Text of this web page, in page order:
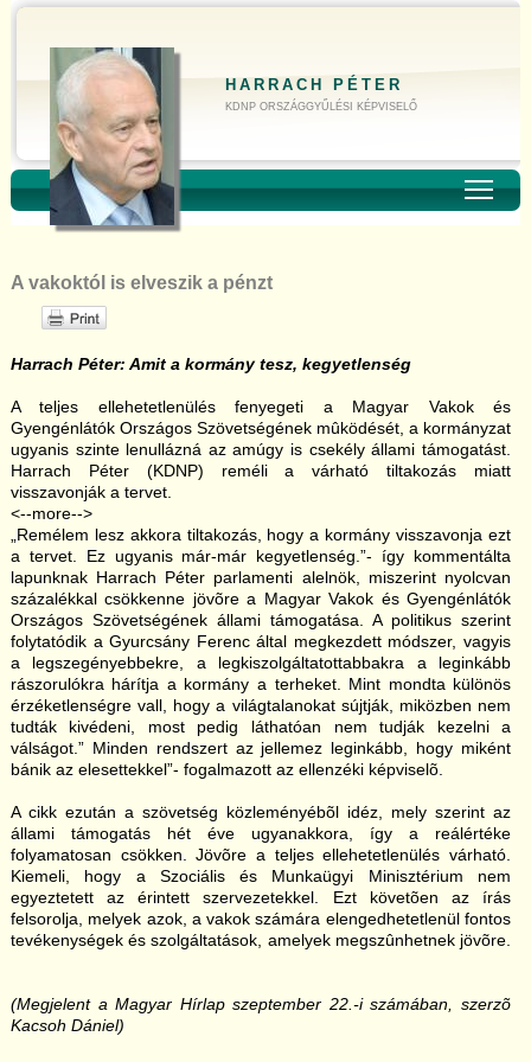
HARRACH PÉTER
KDNP ORSZÁGGYŰLÉSI KÉPVISELŐ
A vakoktól is elveszik a pénzt
Harrach Péter: Amit a kormány tesz, kegyetlenség
A teljes ellehetetlenülés fenyegeti a Magyar Vakok és
Gyengénlátók Országos Szövetségének mûködését, a kormányzat
ugyanis szinte lenullázná az amúgy is csekély állami támogatást.
Harrach Péter (KDNP) reméli a várható tiltakozás miatt
visszavonják a tervet.
<--more-->
„Remélem lesz akkora tiltakozás, hogy a kormány visszavonja ezt
a tervet. Ez ugyanis már-már kegyetlenség.”- így kommentálta
lapunknak Harrach Péter parlamenti alelnök, miszerint nyolcvan
százalékkal csökkenne jövõre a Magyar Vakok és Gyengénlátók
Országos Szövetségének állami támogatása. A politikus szerint
folytatódik a Gyurcsány Ferenc által megkezdett módszer, vagyis
a legszegényebbekre, a legkiszolgáltatottabbakra a leginkább
rászorulókra hárítja a kormány a terheket. Mint mondta különös
érzéketlenségre vall, hogy a világtalanokat sújtják, miközben nem
tudták kivédeni, most pedig láthatóan nem tudják kezelni a
válságot.” Minden rendszert az jellemez leginkább, hogy miként
bánik az elesettekkel”- fogalmazott az ellenzéki képviselõ.
A cikk ezután a szövetség közleményébõl idéz, mely szerint az
állami támogatás hét éve ugyanakkora, így a reálértéke
folyamatosan csökken. Jövõre a teljes ellehetetlenülés várható.
Kiemeli, hogy a Szociális és Munkaügyi Minisztérium nem
egyeztetett az érintett szervezetekkel. Ezt követõen az írás
felsorolja, melyek azok, a vakok számára elengedhetetlenül fontos
tevékenységek és szolgáltatások, amelyek megszûnhetnek jövõre.
(Megjelent a Magyar Hírlap szeptember 22.-i számában, szerzõ
Kacsoh Dániel)